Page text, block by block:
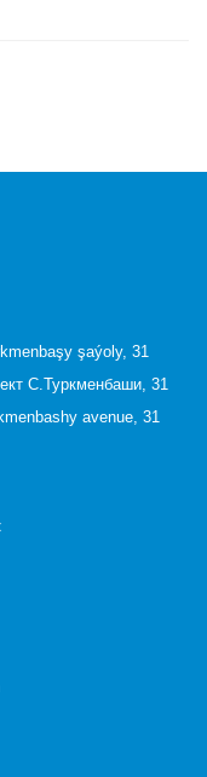
şaýoly, 31
С.Туркменбаши, 31
avenue, 31